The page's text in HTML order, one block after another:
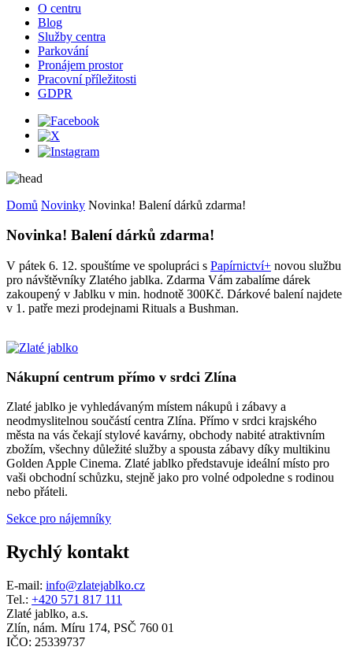
O centru
Blog
Služby centra
Parkování
Pronájem prostor
Pracovní příležitosti
GDPR
Domů Novinky Novinka! Balení dárků zdarma!
Novinka! Balení dárků zdarma!
V pátek 6. 12. spouštíme ve spolupráci s Papírnictví+ novou službu
pro návštěvníky Zlatého jablka. Zdarma Vám zabalíme dárek
zakoupený v Jablku v min. hodnotě 300Kč. Dárkové balení najdete
v 1. patře mezi prodejnami Rituals a Bushman.
Nákupní centrum přímo v srdci Zlína
Zlaté jablko je vyhledávaným místem nákupů i zábavy a
neodmyslitelnou součástí centra Zlína. Přímo v srdci krajského
města na vás čekají stylové kavárny, obchody nabité atraktivním
zbožím, všechny důležité služby a spousta zábavy díky multikinu
Golden Apple Cinema. Zlaté jablko představuje ideální místo pro
vaši obchodní schůzku, stejně jako pro volné odpoledne s rodinou
nebo přáteli.
Sekce pro nájemníky
Rychlý kontakt
E-mail: info@zlatejablko.cz
Tel.: +420 571 817 111
Zlaté jablko, a.s.
Zlín, nám. Míru 174, PSČ 760 01
IČO: 25339737